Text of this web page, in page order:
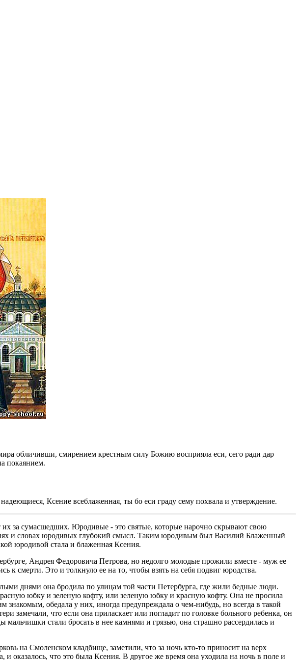
обличивши, смирением крестным силу Божию восприяла еси, сего ради дар
покаянием.
Ксение всеблаженная, ты бо еси граду сему похвала и утверждение.
за сумасшедших. Юродивые - это святые, которые нарочно скрывают свою
и словах юродивых глубокий смысл. Таким юродивым был Василий Блаженный
юродивой стала и блаженная Ксения.
Андрея Федоровича Петрова, но недолго молодые прожили вместе - муж ее
смерти. Это и толкнуло ее на то, чтобы взять на себя подвиг юродства.
днями она бродила по улицам той части Петербурга, где жили бедные люди.
юбку и зеленую кофту, или зеленую юбку и красную кофту. Она не просила
обедала у них, иногда предупреждала о чем-нибудь, но всегда в такой
замечали, что если она приласкает или погладит по головке больного ребенка, он
мальчишки стали бросать в нее камнями и грязью, она страшно рассердилась и
на Смоленском кладбище, заметили, что за ночь кто-то приносит на верх
что это была Ксения. В другое же время она уходила на ночь в поле и